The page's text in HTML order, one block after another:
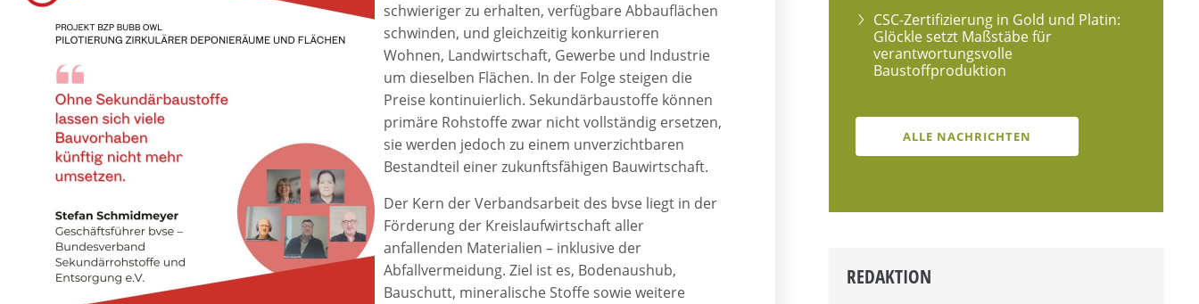
schwieriger zu erhalten, verfügbare Abbauflächen
schwinden, und gleichzeitig konkurrieren
Wohnen, Landwirtschaft, Gewerbe und Industrie
um dieselben Flächen. In der Folge steigen die
Preise kontinuierlich. Sekundärbaustoffe können
primäre Rohstoffe zwar nicht vollständig ersetzen,
sie werden jedoch zu einem unverzichtbaren
Bestandteil einer zukunftsfähigen Bauwirtschaft.
Der Kern der Verbandsarbeit des bvse liegt in der
Förderung der Kreislaufwirtschaft aller
anfallenden Materialien – inklusive der
Abfallvermeidung. Ziel ist es, Bodenaushub,
Bauschutt, mineralische Stoffe sowie weitere
CSC-Zertifizierung in Gold und Platin:
Glöckle setzt Maßstäbe für
verantwortungsvolle
Baustoffproduktion
ALLE NACHRICHTEN
REDAKTION